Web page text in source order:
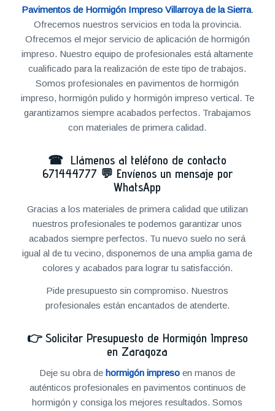
Pavimentos de Hormigón Impreso Villarroya de la Sierra.
Ofrecemos nuestros servicios en toda la provincia.
Ofrecemos el mejor servicio de aplicación de hormigón
impreso. Nuestro equipo de profesionales está altamente
cualificado para la realización de este tipo de trabajos.
Somos profesionales en pavimentos de hormigón
impreso, hormigón pulido y hormigón impreso vertical. Te
garantizamos siempre acabados perfectos. Trabajamos
con materiales de primera calidad.
☎ Llámenos al teléfono de contacto
671444777 💬 Envíenos un mensaje por
WhatsApp
Gracias a los materiales de primera calidad que utilizan
nuestros profesionales te podemos garantizar unos
acabados siempre perfectos. Tu nuevo suelo no será
igual al de tu vecino, disponemos de una amplia gama de
colores y acabados para lograr tu satisfacción.
Pide presupuesto sin compromiso. Nuestros
profesionales están encantados de atenderte.
👉 Solicitar Presupuesto de Hormigón Impreso
en Zaragoza
Deje su obra dehormigón impreso en manos de
auténticos profesionales en pavimentos continuos de
hormigón y consiga los mejores resultados. Somos